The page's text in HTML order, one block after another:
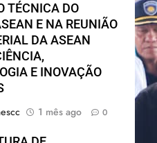
TÉCNICA DO
E NA REUNIÃO
DA ASEAN
E INOVAÇÃO
1 mês ago 0